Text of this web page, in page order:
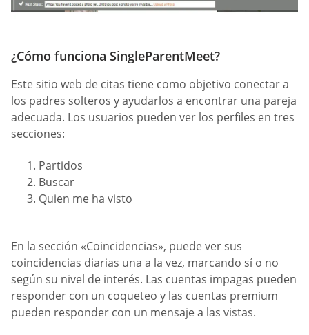
¿Cómo funciona SingleParentMeet?
Este sitio web de citas tiene como objetivo conectar a
los padres solteros y ayudarlos a encontrar una pareja
adecuada. Los usuarios pueden ver los perfiles en tres
secciones:
Partidos
Buscar
Quien me ha visto
En la sección «Coincidencias», puede ver sus
coincidencias diarias una a la vez, marcando sí o no
según su nivel de interés. Las cuentas impagas pueden
responder con un coqueteo y las cuentas premium
pueden responder con un mensaje a las vistas.